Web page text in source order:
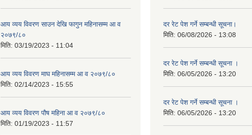
आय व्यय विवरण साउन देखि फागुन महिनासम्म आ व
२०७९/८०
मिति: 03/19/2023 - 11:04
आय व्यय विवरण माघ महिनासम्म आ व २०७९/८०
मिति: 02/14/2023 - 15:55
आय व्यय विवरण पौष महिना आ व २०७९/८०
मिति: 01/19/2023 - 11:57
दर रेट पेश गर्ने सम्बन्धी सूचना।
मिति: 06/08/2026 - 13:08
दर रेट पेश गर्ने सम्बन्धी सूचना ।
मिति: 06/05/2026 - 13:20
दर रेट पेश गर्ने सम्बन्धी सूचना ।
मिति: 06/05/2026 - 13:20